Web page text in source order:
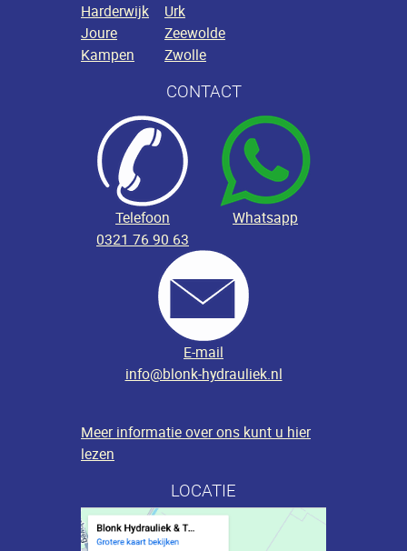
Harderwijk
Urk
Joure
Zeewolde
Kampen
Zwolle
CONTACT
Telefoon
Whatsapp
0321 76 90 63
E-mail
info@blonk-hydrauliek.nl
Meer informatie over ons kunt u hier
lezen
LOCATIE